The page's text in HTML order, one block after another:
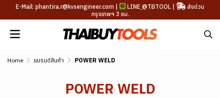
E-Mail: phantira.r@kvsengineer.com | LINE @TBTOOL |
ส่งด่วน
กรุงเทพฯ 3 ชม.
Home แบรนด์สินค้า POWER WELD
POWER WELD